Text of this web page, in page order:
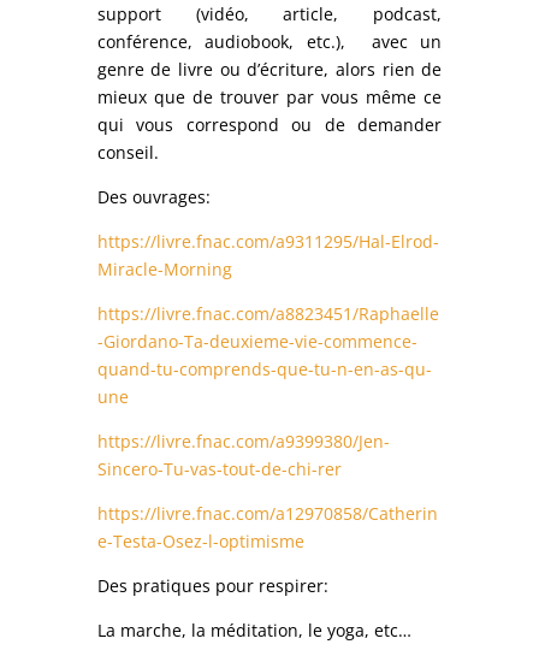
support (vidéo, article, podcast,
conférence, audiobook, etc.), avec un
genre de livre ou d’écriture, alors rien de
mieux que de trouver par vous même ce
qui vous correspond ou de demander
conseil.
Des ouvrages:
https://livre.fnac.com/a9311295/Hal-Elrod-
Miracle-Morning
https://livre.fnac.com/a8823451/Raphaelle
-Giordano-Ta-deuxieme-vie-commence-
quand-tu-comprends-que-tu-n-en-as-qu-
une
https://livre.fnac.com/a9399380/Jen-
Sincero-Tu-vas-tout-de-chi-rer
https://livre.fnac.com/a12970858/Catherin
e-Testa-Osez-l-optimisme
Des pratiques pour respirer:
La marche, la méditation, le yoga, etc…